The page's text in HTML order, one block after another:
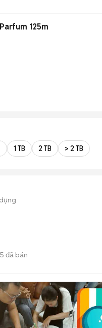
125m
1 TB 2 TB > 2 TB
5 đã bán